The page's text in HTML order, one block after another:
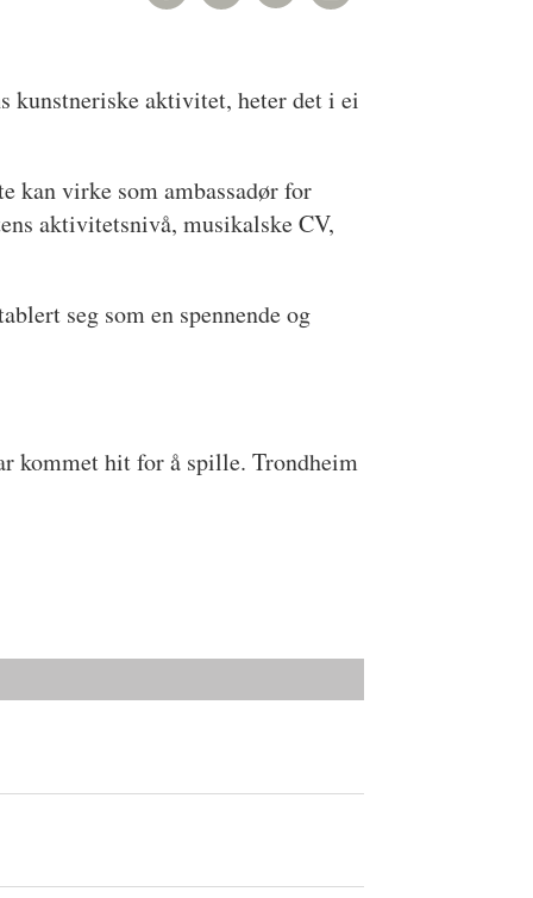
kunstneriske aktivitet, heter det i ei
kan virke som ambassadør for
aktivitetsnivå, musikalske CV,
seg som en spennende og
kommet hit for å spille. Trondheim